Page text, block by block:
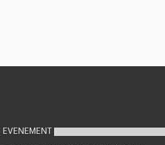
EVENEMENT